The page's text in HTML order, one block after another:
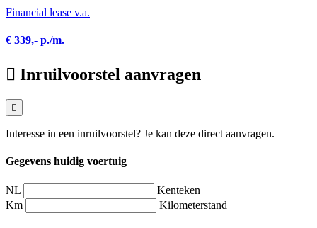
Financial lease v.a.
€ 339,- p./m.
Inruilvoorstel aanvragen
Interesse in een inruilvoorstel? Je kan deze direct aanvragen.
Gegevens huidig voertuig
NL
Kenteken
Km
Kilometerstand